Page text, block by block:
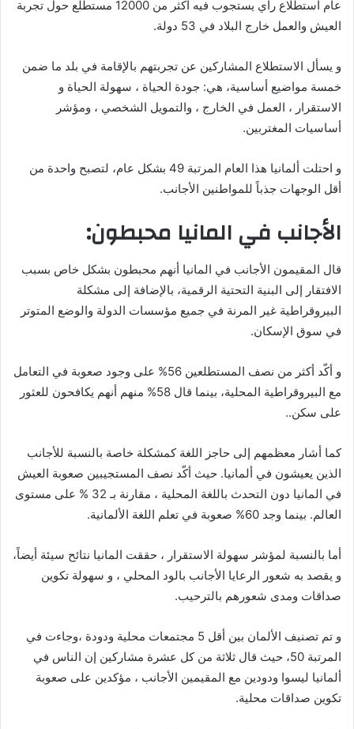
عام استطلاع رأي يستجوب فيه أكثر من 12000 مستطلع حول تجربة
العيش والعمل خارج البلاد في 53 دولة.
و يسأل الاستطلاع المشاركين عن تجربتهم بالإقامة في بلد ما ضمن
خمسة مواضيع أساسية، هي: جودة الحياة ، سهولة الحياة و
الاستقرار ، العمل في الخارج ، والتمويل الشخصي ، ومؤشر
أساسيات المغتربين.
و احتلت ألمانيا هذا العام المرتبة 49 بشكل عام، لتصبح واحدة من
أقل الوجهات جذباً للمواطنين الأجانب.
الأجانب في المانيا محبطون:
قال المقيمون الأجانب في المانيا أنهم محبطون بشكل خاص بسبب
الافتقار إلى البنية التحتية الرقمية، بالإضافة إلى مشكلة
البيروقراطية غير المرنة في جميع مؤسسات الدولة والوضع المتوتر
في سوق الإسكان.
و أكّد أكثر من نصف المستطلعين 56% على وجود صعوبة في التعامل
مع البيروقراطية المحلية، بينما قال 58% منهم أنهم يكافحون للعثور
على سكن..
كما أشار معظمهم إلى حاجز اللغة كمشكلة خاصة بالنسبة للأجانب
الذين يعيشون في ألمانيا. حيث أكّد نصف المستجيبين صعوبة العيش
في المانيا دون التحدث باللغة المحلية ، مقارنة بـ 32 % على مستوى
العالم. بينما وجد 60% صعوبة في تعلم اللغة الألمانية.
أما بالنسبة لمؤشر سهولة الاستقرار ، حققت المانيا نتائح سيئة أيضاً،
و يقصد به شعور الرعايا الأجانب بالود المحلي ، و سهولة تكوين
صداقات ومدى شعورهم بالترحيب.
و تم تصنيف الألمان بين أقل 5 مجتمعات محلية ودودة ،وجاءت في
المرتبة 50، حيث قال ثلاثة من كل عشرة مشاركين إن الناس في
ألمانيا ليسوا ودودين مع المقيمين الأجانب ، مؤكدين على صعوبة
تكوين صداقات محلية.